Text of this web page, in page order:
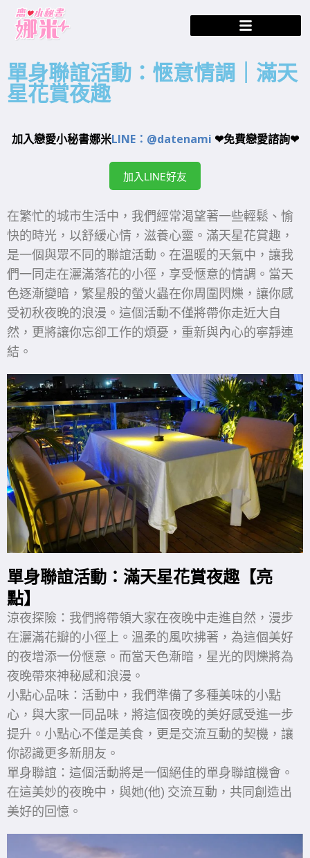
單身聯誼活動：愜意情調｜滿天
星花賞夜趣
加入戀愛小秘書娜米LINE：@datenami ❤免費戀愛諮詢❤
加入LINE好友
在繁忙的城市生活中，我們經常渴望著一些輕鬆、愉
快的時光，以舒緩心情，滋養心靈。滿天星花賞趣，
是一個與眾不同的聯誼活動。在溫暖的天氣中，讓我
們一同走在灑滿落花的小徑，享受愜意的情調。當天
色逐漸變暗，繁星般的螢火蟲在你周圍閃爍，讓你感
受初秋夜晚的浪漫。這個活動不僅將帶你走近大自
然，更將讓你忘卻工作的煩憂，重新與內心的寧靜連
結。
單身聯誼活動：滿天星花賞夜趣【亮
點】
涼夜探險：我們將帶領大家在夜晚中走進自然，漫步
在灑滿花瓣的小徑上。溫柔的風吹拂著，為這個美好
的夜增添一份愜意。而當天色漸暗，星光的閃爍將為
夜晚帶來神秘感和浪漫。
小點心品味：活動中，我們準備了多種美味的小點
心，與大家一同品味，將這個夜晚的美好感受進一步
提升。小點心不僅是美食，更是交流互動的契機，讓
你認識更多新朋友。
單身聯誼：這個活動將是一個絕佳的單身聯誼機會。
在這美妙的夜晚中，與她(他) 交流互動，共同創造出
美好的回憶。